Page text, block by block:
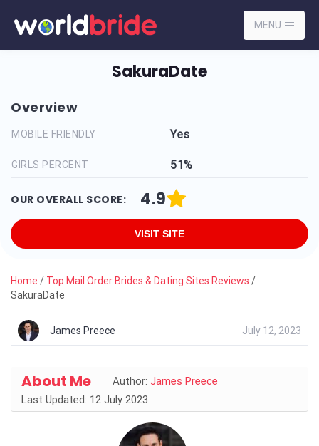
MENU
SakuraDate
Overview
MOBILE FRIENDLY Yes
GIRLS PERCENT 51%
OUR OVERALL SCORE: 4.9
VISIT SITE
Home / Top Mail Order Brides & Dating Sites Reviews /
SakuraDate
James Preece July 12, 2023
About Me Author: James Preece
Last Updated: 12 July 2023